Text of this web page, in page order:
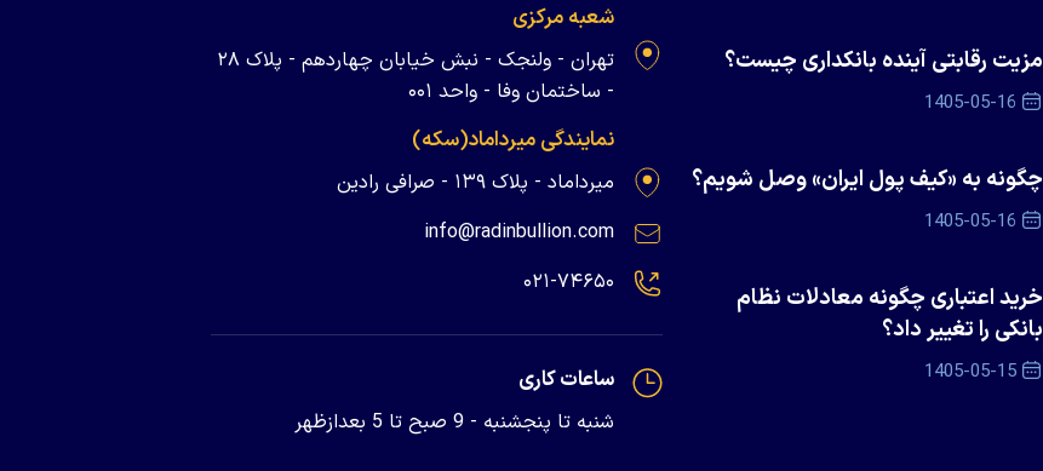
مزیت رقابتی آینده بانکداری چیست؟
1405-05-16
چگونه به «کیف پول ایران» وصل شویم؟
1405-05-16
خرید اعتباری چگونه معادلات نظام
بانکی را تغییر داد؟
1405-05-15
شعبه مرکزی
تهران - ولنجک - نبش خیابان چهاردهم - پلاک ۲۸
- ساختمان وفا - واحد ۰۰۱
نمایندگی میرداماد(سکه)
میرداماد - پلاک ۱۳۹ - صرافی رادین
info@radinbullion.com
۰۲۱-۷۴۶۵۰
ساعات کاری
شنبه تا پنجشنبه - 9 صبح تا 5 بعدازظهر